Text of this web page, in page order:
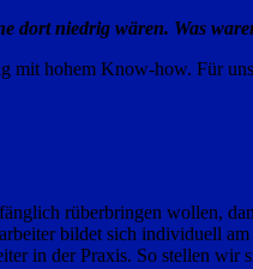
dort niedrig wären. Was
hohem Know-how. Für
rüberbringen wollen,
bildet sich individuell
in der Praxis. So stellen wir